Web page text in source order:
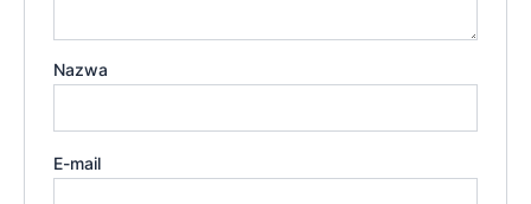
Nazwa
E-mail